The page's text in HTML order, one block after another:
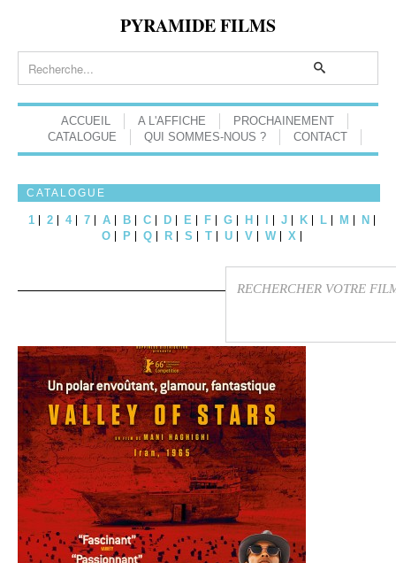
PYRAMIDE FILMS
ACCUEIL A L'AFFICHE
PROCHAINEMENT
CATALOGUE
QUI SOMMES-NOUS ? CONTACT
CATALOGUE
1 2 4 7 A B C D E F G H J K L M
N
O
P Q R S T U V W X